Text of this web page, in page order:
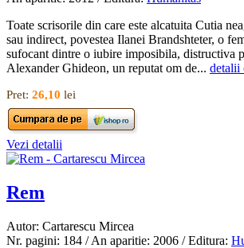
Toate scrisorile din care este alcatuita Cutia
sau indirect, povestea Ilanei Brandshteter, o
sufocant dintre o iubire imposibila, distructiva
Alexander Ghideon, un reputat om de... detalii
Pret: 26,10 lei
Vezi detalii
Rem
Autor: Cartarescu Mircea
Nr. pagini: 184 / An aparitie: 2006 / Editura: